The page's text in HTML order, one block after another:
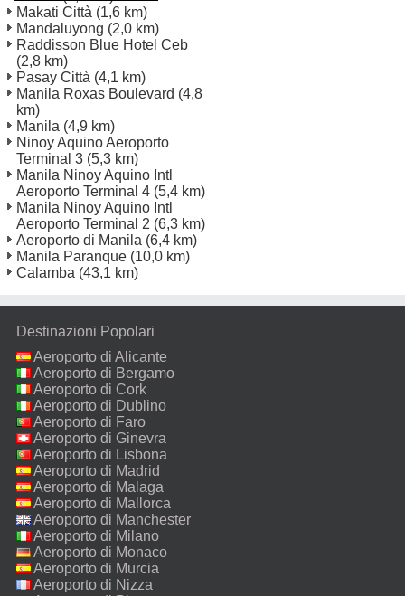
Makati Città (1,6 km)
Mandaluyong (2,0 km)
Raddisson Blue Hotel Ceb
(2,8 km)
Pasay Città (4,1 km)
Manila Roxas Boulevard (4,8
km)
Manila (4,9 km)
Ninoy Aquino Aeroporto
Terminal 3 (5,3 km)
Manila Ninoy Aquino Intl
Aeroporto Terminal 4 (5,4 km)
Manila Ninoy Aquino Intl
Aeroporto Terminal 2 (6,3 km)
Aeroporto di Manila (6,4 km)
Manila Paranque (10,0 km)
Calamba (43,1 km)
Destinazioni Popolari
Aeroporto di Alicante
Aeroporto di Bergamo
Aeroporto di Cork
Aeroporto di Dublino
Aeroporto di Faro
Aeroporto di Ginevra
Aeroporto di Lisbona
Aeroporto di Madrid
Aeroporto di Malaga
Aeroporto di Mallorca
Aeroporto di Manchester
Aeroporto di Milano
Malpensa
Aeroporto di Monaco
Aeroporto di Murcia
Aeroporto di Nizza